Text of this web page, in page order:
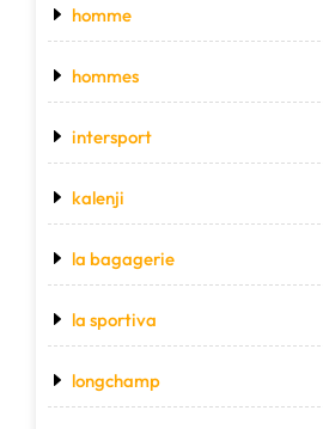
homme
hommes
intersport
kalenji
la bagagerie
la sportiva
longchamp